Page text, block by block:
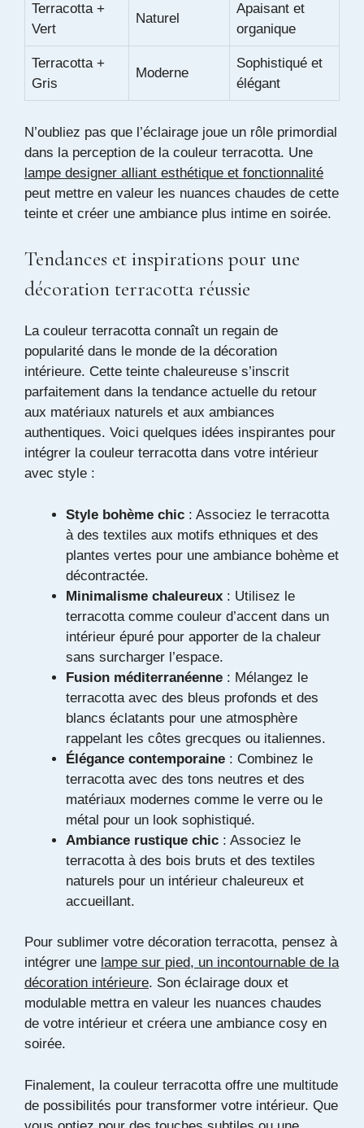
Terracotta +
Vert
Naturel
Apaisant et
organique
Terracotta +
Gris
Moderne
Sophistiqué et
élégant
N’oubliez pas que l’éclairage joue un rôle primordial
dans la perception de la couleur terracotta. Une
lampe designer alliant esthétique et fonctionnalité
peut mettre en valeur les nuances chaudes de cette
teinte et créer une ambiance plus intime en soirée.
Tendances et inspirations pour une
décoration terracotta réussie
La couleur terracotta connaît un regain de
popularité dans le monde de la décoration
intérieure. Cette teinte chaleureuse s’inscrit
parfaitement dans la tendance actuelle du retour
aux matériaux naturels et aux ambiances
authentiques. Voici quelques idées inspirantes pour
intégrer la couleur terracotta dans votre intérieur
avec style :
Style bohème chic : Associez le terracotta
à des textiles aux motifs ethniques et des
plantes vertes pour une ambiance bohème et
décontractée.
Minimalisme chaleureux : Utilisez le
terracotta comme couleur d’accent dans un
intérieur épuré pour apporter de la chaleur
sans surcharger l’espace.
Fusion méditerranéenne : Mélangez le
terracotta avec des bleus profonds et des
blancs éclatants pour une atmosphère
rappelant les côtes grecques ou italiennes.
Élégance contemporaine : Combinez le
terracotta avec des tons neutres et des
matériaux modernes comme le verre ou le
métal pour un look sophistiqué.
Ambiance rustique chic : Associez le
terracotta à des bois bruts et des textiles
naturels pour un intérieur chaleureux et
accueillant.
Pour sublimer votre décoration terracotta, pensez à
intégrer une lampe sur pied, un incontournable de la
décoration intérieure. Son éclairage doux et
modulable mettra en valeur les nuances chaudes
de votre intérieur et créera une ambiance cosy en
soirée.
Finalement, la couleur terracotta offre une multitude
de possibilités pour transformer votre intérieur. Que